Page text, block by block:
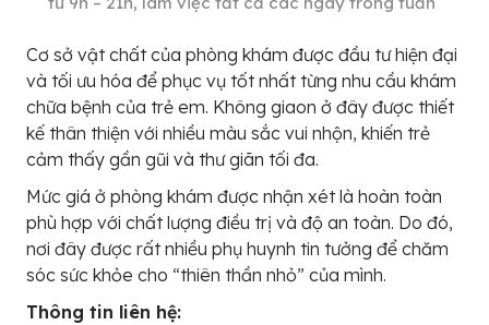
Cơ sở vật chất của phòng khám được đầu tư hiện đại
và tối ưu hóa để phục vụ tốt nhất từng nhu cầu khám
chữa bệnh của trẻ em. Không giaon ở đây được thiết
kế thân thiện với nhiều màu sắc vui nhộn, khiến trẻ
cảm thấy gần gũi và thư giãn tối đa.
Mức giá ở phòng khám được nhận xét là hoàn toàn
phù hợp với chất lượng điều trị và độ an toàn. Do đó,
nơi đây được rất nhiều phụ huynh tin tưởng để chăm
sóc sức khỏe cho “thiên thần nhỏ” của mình.
Thông tin liên hệ: